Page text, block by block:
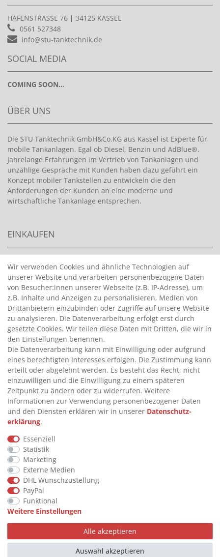
HAFENSTRASSE 76 | 34125 KASSEL
0561 527348
info@stu-tanktechnik.de
SOCIAL MEDIA
COMING SOON...
ÜBER UNS
Die STU Tanktechnik GmbH&Co.KG aus Kassel ist Experte für
mobile Tankanlagen. Egal ob Diesel, Benzin und AdBlue®.
Jahrelange Erfahrungen im Vertrieb von Tankanlagen und
unzählige Gespräche mit Kunden haben dazu geführt ein
Konzept mobiler Tankstellen zu entwickeln die den
Anforderungen der Kunden an eine moderne und
wirtschaftliche Tankanlage entsprechen.
EINKAUFEN
HANDPUMPEN FÜR BENZIN
>
HANDPUMPEN FÜR ÖLE
>
TANKANLAGEN
>
ADBLUE® BETANKUNG
INFORMATIONEN
>
FAQ
>
VERTRAG WIDERRUFEN
>
WIDERRUFSRECHT
>
WIDERRUFSFORMULAR
IMPRESSUM
>
DATENSCHUTZERKLÄRUNG
>
AGB
>
KONTAKT
© Copyright 2026 by STU Tanktechnik
Alle Rechte vorbehalten.
Wir verwenden Cookies und ähnliche Technologien auf
unserer Website und verarbeiten personenbezogene Daten
von Besucher:innen unserer Webseite (z.B. IP-Adresse), um
z.B. Inhalte und Anzeigen zu personalisieren, Medien von
Drittanbietern einzubinden oder Zugriffe auf unsere Website
zu analysieren. Die Datenverarbeitung erfolgt erst durch
gesetzte Cookies. Wir teilen diese Daten mit Dritten, die wir in
den Einstellungen benennen.
Die Datenverarbeitung kann mit Einwilligung oder aufgrund
eines berechtigten Interesses erfolgen. Die Zustimmung kann
erteilt oder abgelehnt werden. Es besteht das Recht, nicht
einzuwilligen und die Einwilligung zu einem späteren
Zeitpunkt zu ändern oder zu widerrufen. Weitere
Informationen zur Verwendung personenbezogener Daten
und den Diensten erklären wir in unserer Daten­schutz­
erklärung.
Essenziell
Statistik
Marketing
Externe Medien
DHL Wunschzustellung
PayPal
Funktional
Weitere Einstellungen
Alle akzeptieren
Auswahl akzeptieren